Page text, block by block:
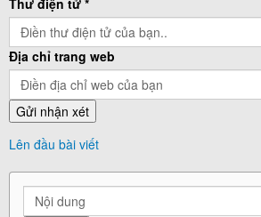
Thư điện tử *
Địa chỉ trang web
Lên đầu bài viết